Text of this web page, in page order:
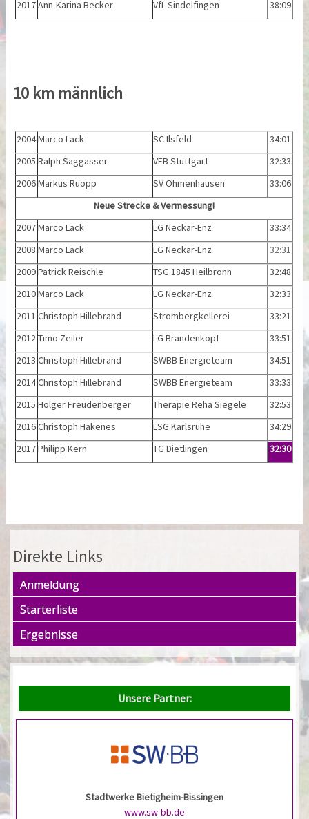
2017Ann-Karina Becker VfL Sindelfingen 38:09
10 km männlich
2004Marco Lack SC Ilsfeld
34:01
2005 Ralph Saggasser VFB Stuttgart
32:33
2006Markus Ruopp SV Ohmenhausen
33:06
Neue Strecke & Vermessung!
2007Marco Lack LG Neckar-Enz
33:34
2008 Marco Lack LG Neckar-Enz
32:31
2009Patrick Reischle TSG 1845 Heilbronn
32:48
2010Marco Lack LG Neckar-Enz
32:33
2011 Christoph Hillebrand Strombergkellerei
33:21
2012Timo Zeiler LG Brandenkopf
33:51
2013 Christoph Hillebrand SWBB Energieteam
34:51
2014Christoph Hillebrand SWBB Energieteam
33:33
2015 Holger Freudenberger Therapie Reha Siegele
32:53
2016Christoph Hakenes LSG Karlsruhe
34:29
2017Philipp Kern TG Dietlingen 32:30
Direkte Links
Anmeldung
Starterliste
Ergebnisse
Unsere Partner:
Stadtwerke Bietigheim-Bissingen
www.sw-bb.de